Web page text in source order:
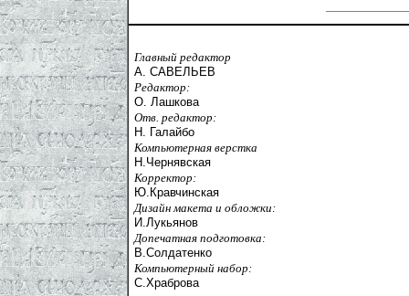
Главный редактор
А. САВЕЛЬЕВ
Редактор:
О. Лашкова
Отв. редактор:
Н. Галайбо
Компьютерная верстка
Н.Чернявская
Корректор:
Ю.Кравчинская
Дизайн макета и обложки:
И.Лукьянов
Допечатная подготовка:
В.Солдатенко
Компьютерный набор:
С.Храброва